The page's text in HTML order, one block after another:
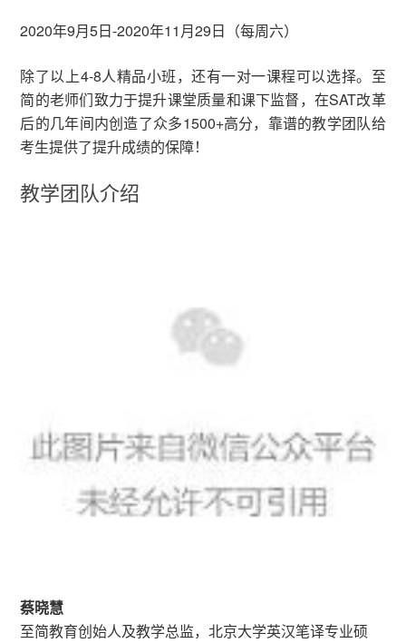
2020年9月5日-2020年11月29日（每周六）
除了以上4-8人精品小班，还有一对一课程可以选择。至
简的老师们致力于提升课堂质量和课下监督，在SAT改革
后的几年间内创造了众多1500+高分，靠谱的教学团队给
考生提供了提升成绩的保障！
教学团队介绍
蔡晓慧
至简教育创始人及教学总监，北京大学英汉笔译专业硕